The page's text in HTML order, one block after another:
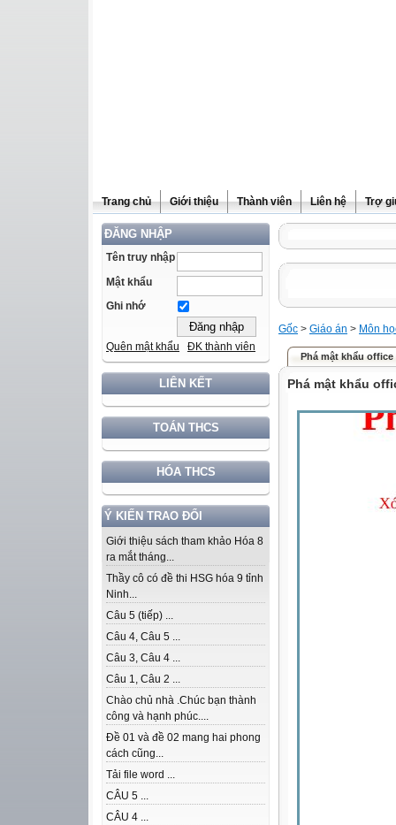
Trang chủ Giới thiệu Thành viên Liên hệ Trợ
ĐĂNG NHẬP
Tên truy nhập
Mật khẩu
Ghi nhớ
Quên mật khẩu ĐK thành viên
LIÊN KẾT
TOÁN THCS
HÓA THCS
Ý KIẾN TRAO ĐỔI
Giới thiệu sách tham khảo Hóa 8
ra mắt tháng...
Thầy cô có đề thi HSG hóa 9 tỉnh
Ninh...
Câu 5 (tiếp) ...
Câu 4, Câu 5 ...
Câu 3, Câu 4 ...
Câu 1, Câu 2 ...
Chào chủ nhà .Chúc bạn thành
công và hạnh phúc....
Đề 01 và đề 02 mang hai phong
cách cũng...
Tải file word ...
CÂU 5 ...
CÂU 4 ...
Gốc > Giáo án > Môn
Phá mật khẩu office
Phá mật khẩu